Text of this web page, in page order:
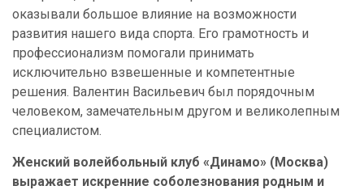
оказывали большое влияние на возможности
развития нашего вида спорта. Его грамотность и
профессионализм помогали принимать
исключительно взвешенные и компетентные
решения. Валентин Васильевич был порядочным
человеком, замечательным другом и великолепным
специалистом.
Женский волейбольный клуб «Динамо» (Москва)
выражает искренние соболезнования родным и